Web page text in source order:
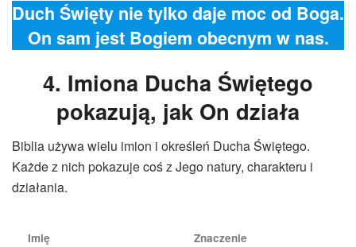
Duch Święty nie tylko daje moc od Boga.
On sam jest Bogiem obecnym w nas.
4. Imiona Ducha Świętego
pokazują, jak On działa
Biblia używa wielu imion i określeń Ducha Świętego.
Każde z nich pokazuje coś z Jego natury, charakteru i
działania.
Imię Znaczenie